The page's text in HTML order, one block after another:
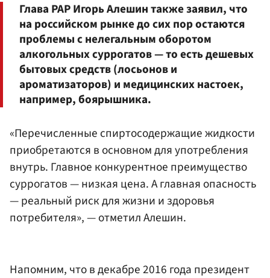
Глава РАР Игорь Алешин также заявил, что
на российском рынке до сих пор остаются
проблемы с нелегальным оборотом
алкогольных суррогатов — то есть дешевых
бытовых средств (лосьонов и
ароматизаторов) и медицинских настоек,
например, боярышника.
«Перечисленные спиртосодержащие жидкости
приобретаются в основном для употребления
внутрь. Главное конкурентное преимущество
суррогатов — низкая цена. А главная опасность
— реальный риск для жизни и здоровья
потребителя», — отметил Алешин.
Напомним, что в декабре 2016 года президент